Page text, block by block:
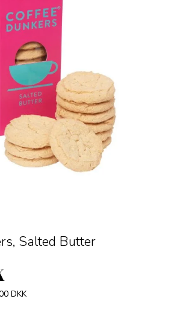
Salted Butter
DKK